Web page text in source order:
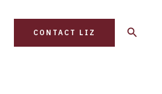
CONTACT LIZ Search